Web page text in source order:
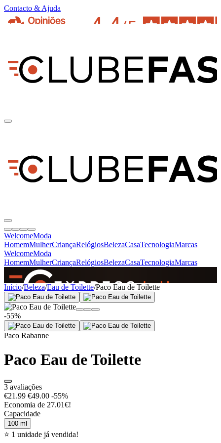
Contacto & Ajuda
WelcomeModa
HomemMulherCriançaRelógiosBelezaCasaTecnologiaMarcas
WelcomeModa
HomemMulherCriançaRelógiosBelezaCasaTecnologiaMarcas
SINCE 2005
+de 36.000 reviews
Início/Beleza/Eau de Toilette/Paco Eau de Toilette
-55%
Paco Rabanne
Paco Eau de Toilette
3 avaliações
€21.99 €49.00 -55%
Economia de 27.01€!
Capacidade
100 ml
⭐ 1 unidade já vendida!